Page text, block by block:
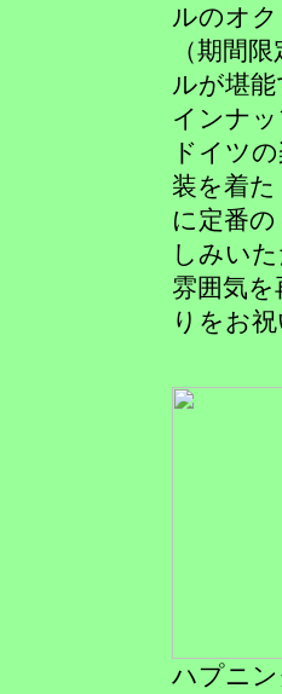
ルのオ
（期間
ルが堪
インナ
ドイツ
装を着
に定番
しみい
雰囲気
りをお
ハプニ